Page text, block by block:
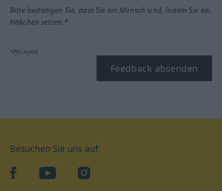
Bitte bestätigen Sie, dass Sie ein Mensch sind, indem Sie ein
Häkchen setzen.*
*Pflichtfeld
Feedback absenden
Besuchen Sie uns auf:
facebookYouTube Instagram